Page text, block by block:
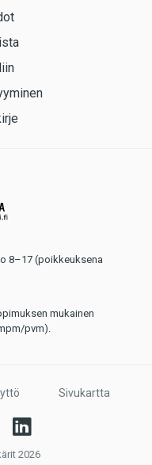
8–17 (poikkeuksena
mukainen
pvm).
Sivukartta
2026